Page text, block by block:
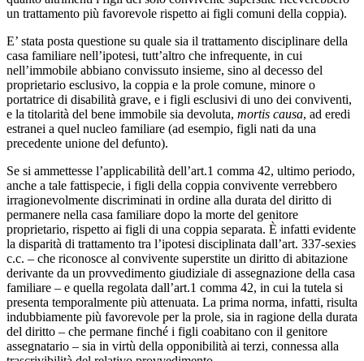
un trattamento più favorevole rispetto ai figli comuni della coppia).
E’ stata posta questione su quale sia il trattamento disciplinare della
casa familiare nell’ipotesi, tutt’altro che infrequente, in cui
nell’immobile abbiano convissuto insieme, sino al decesso del
proprietario esclusivo, la coppia e la prole comune, minore o
portatrice di disabilità grave, e i figli esclusivi di uno dei conviventi,
e la titolarità del bene immobile sia devoluta, mortis causa, ad eredi
estranei a quel nucleo familiare (ad esempio, figli nati da una
precedente unione del defunto).
Se si ammettesse l’applicabilità dell’art.1 comma 42, ultimo periodo,
anche a tale fattispecie, i figli della coppia convivente verrebbero
irragionevolmente discriminati in ordine alla durata del diritto di
permanere nella casa familiare dopo la morte del genitore
proprietario, rispetto ai figli di una coppia separata. È infatti evidente
la disparità di trattamento tra l’ipotesi disciplinata dall’art. 337-sexies
c.c. – che riconosce al convivente superstite un diritto di abitazione
derivante da un provvedimento giudiziale di assegnazione della casa
familiare – e quella regolata dall’art.1 comma 42, in cui la tutela si
presenta temporalmente più attenuata. La prima norma, infatti, risulta
indubbiamente più favorevole per la prole, sia in ragione della durata
del diritto – che permane finché i figli coabitano con il genitore
assegnatario – sia in virtù della opponibilità ai terzi, connessa alla